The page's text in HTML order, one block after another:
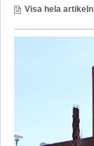
Visa hela artikeln